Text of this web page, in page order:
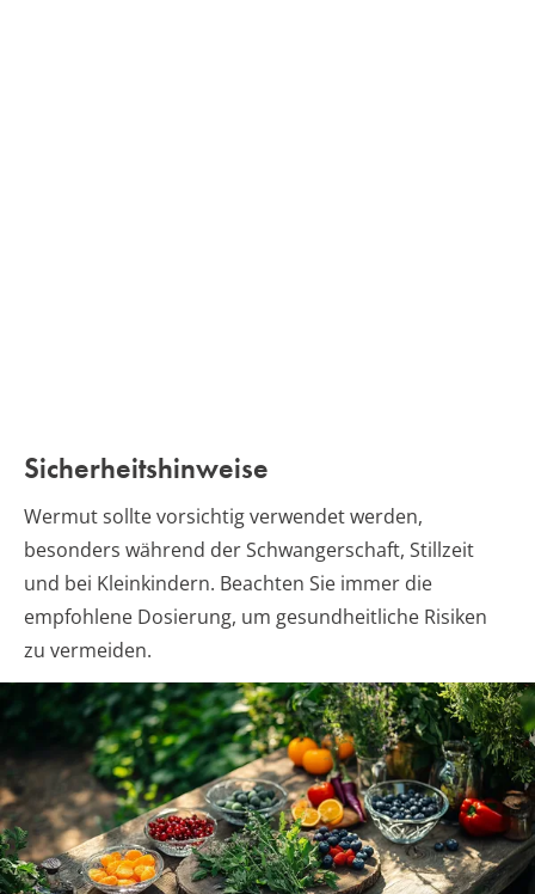
Sicherheitshinweise
Wermut sollte vorsichtig verwendet werden,
besonders während der Schwangerschaft, Stillzeit
und bei Kleinkindern. Beachten Sie immer die
empfohlene Dosierung, um gesundheitliche Risiken
zu vermeiden.